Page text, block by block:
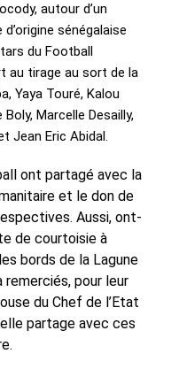
autour d’un
sénégalaise
du Football
au tirage au sort de la
Yaya Touré, Kalou
Marcelle Desailly,
Jean Eric Abidal.
ont partagé avec la
et le don de
Aussi, ont-
de courtoisie à
bords de la Lagune
remerciés, pour leur
du Chef de l’Etat
partage avec ces